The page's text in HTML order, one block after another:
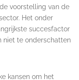
voorstelling van de
Het onder
succesfactor
niet te onderschatten
kansen om het